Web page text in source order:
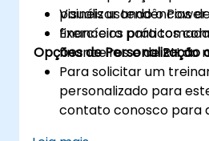
Visualizar tendências
financeiro para
painéis usando o Power
Exercícios práticos
financeiros e de RH do
Opções de Personalização
Para solicitar um
personalizado para
contato conosco para